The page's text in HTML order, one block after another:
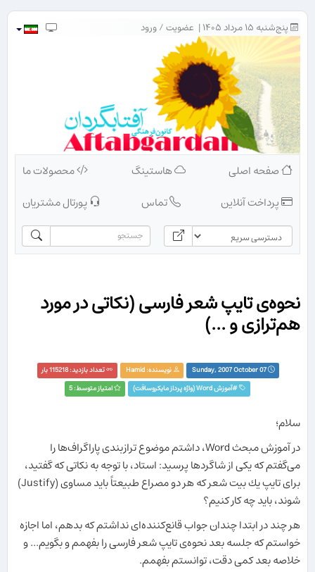
پنج‌شنبه ۱۵ مرداد ۱۴۰۵ | عضویت/ورود
صفحه اصلی هاستینگ
محصولات ما
پرداخت آنلاین
تماس پورتال مشتریان
نحوه‌ی تایپ شعر فارسی (نكاتی در مورد
هم‌ترازی و ...)
Sunday, 2007 October 07 نویسنده:Hamid
تعداد بازدید: 115218 بار
#آموزش Word (واژه پرداز مايکروسافت) امتیاز متوسط: 5
سلام؛
در آموزش مبحث Word، داشتم موضوع ترازبندی پاراگراف‌ها را
می‌گفتم كه یكی از شاگردها پرسید: استاد، با توجه به نكاتی كه گفتید،
برای تایپ یك بیت شعر كه هر دو مصراع طبیعتاً باید مساوی (Justify)
شوند، باید چه كار كنیم؟
هر چند در ابتدا چندان جواب قانع‌كننده‌ای نداشتم كه بدهم، اما اجازه
خواستم كه جلسه بعد نحوه‌ی تایپ شعر فارسی را بفهمم و بگویم... و
خلاصه بعد كمی دقت، توانستم بفهمم.